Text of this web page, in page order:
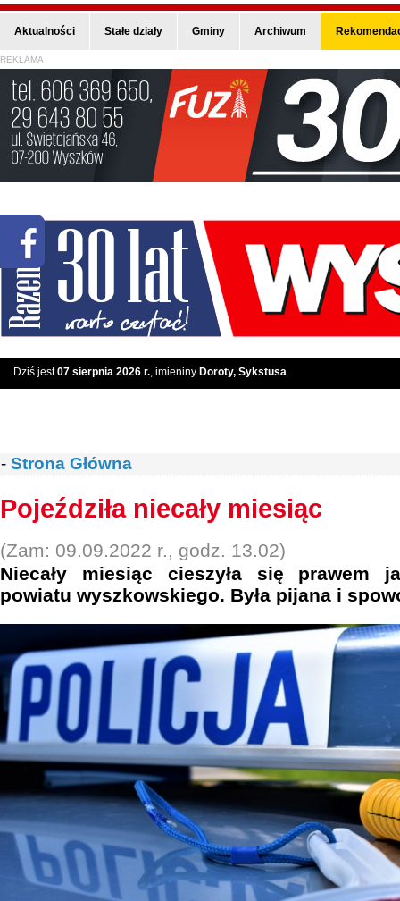
Aktualności Stałe działy Gminy Archiwum
REKLAMA
Dziś jest07 sierpnia 2026 r., imieniny Doroty, Sykstusa
- Strona Główna
Pojeździła niecały miesiąc
(Zam: 09.09.2022 r., godz. 13.02)
Niecały miesiąc cieszyła się prawem
powiatu wyszkowskiego. Była pijana i